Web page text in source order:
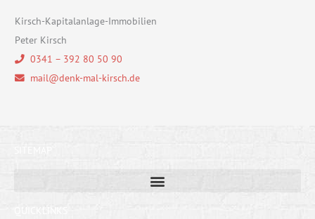
Kirsch-Kapitalanlage-Immobilien
Peter Kirsch
0341 – 392 80 50 90
mail@denk-mal-kirsch.de
QUICKLINKS